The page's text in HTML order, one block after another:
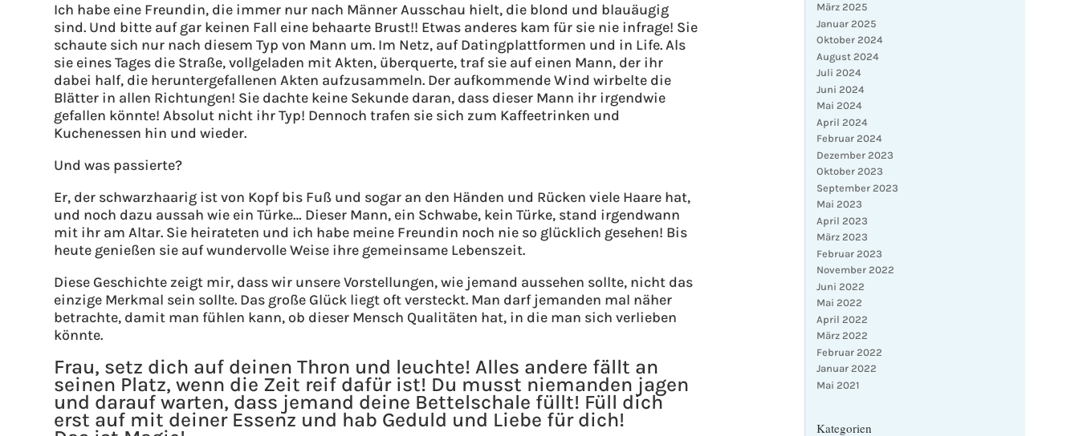
Ich habe eine Freundin, die immer nur nach Männer Ausschau hielt, die blond und blauäugig
sind. Und bitte auf gar keinen Fall eine behaarte Brust!! Etwas anderes kam für sie nie infrage! Sie
schaute sich nur nach diesem Typ von Mann um. Im Netz, auf Datingplattformen und in Life. Als
sie eines Tages die Straße, vollgeladen mit Akten, überquerte, traf sie auf einen Mann, der ihr
dabei half, die heruntergefallenen Akten aufzusammeln. Der aufkommende Wind wirbelte die
Blätter in allen Richtungen! Sie dachte keine Sekunde daran, dass dieser Mann ihr irgendwie
gefallen könnte! Absolut nicht ihr Typ! Dennoch trafen sie sich zum Kaffeetrinken und
Kuchenessen hin und wieder.
Und was passierte?
Er, der schwarzhaarig ist von Kopf bis Fuß und sogar an den Händen und Rücken viele Haare hat,
und noch dazu aussah wie ein Türke… Dieser Mann, ein Schwabe, kein Türke, stand irgendwann
mit ihr am Altar. Sie heirateten und ich habe meine Freundin noch nie so glücklich gesehen! Bis
heute genießen sie auf wundervolle Weise ihre gemeinsame Lebenszeit.
Diese Geschichte zeigt mir, dass wir unsere Vorstellungen, wie jemand aussehen sollte, nicht das
einzige Merkmal sein sollte. Das große Glück liegt oft versteckt. Man darf jemanden mal näher
betrachte, damit man fühlen kann, ob dieser Mensch Qualitäten hat, in die man sich verlieben
könnte.
Frau, setz dich auf deinen Thron und leuchte! Alles andere fällt an
seinen Platz, wenn die Zeit reif dafür ist! Du musst niemanden jagen
und darauf warten, dass jemand deine Bettelschale füllt! Füll dich
erst auf mit deiner Essenz und hab Geduld und Liebe für dich!
März 2025
Januar 2025
Oktober 2024
August 2024
Juli 2024
Juni 2024
Mai 2024
April 2024
Februar 2024
Dezember 2023
Oktober 2023
September 2023
Mai 2023
April 2023
März 2023
Februar 2023
November 2022
Juni 2022
Mai 2022
April 2022
März 2022
Februar 2022
Januar 2022
Mai 2021
Kategorien